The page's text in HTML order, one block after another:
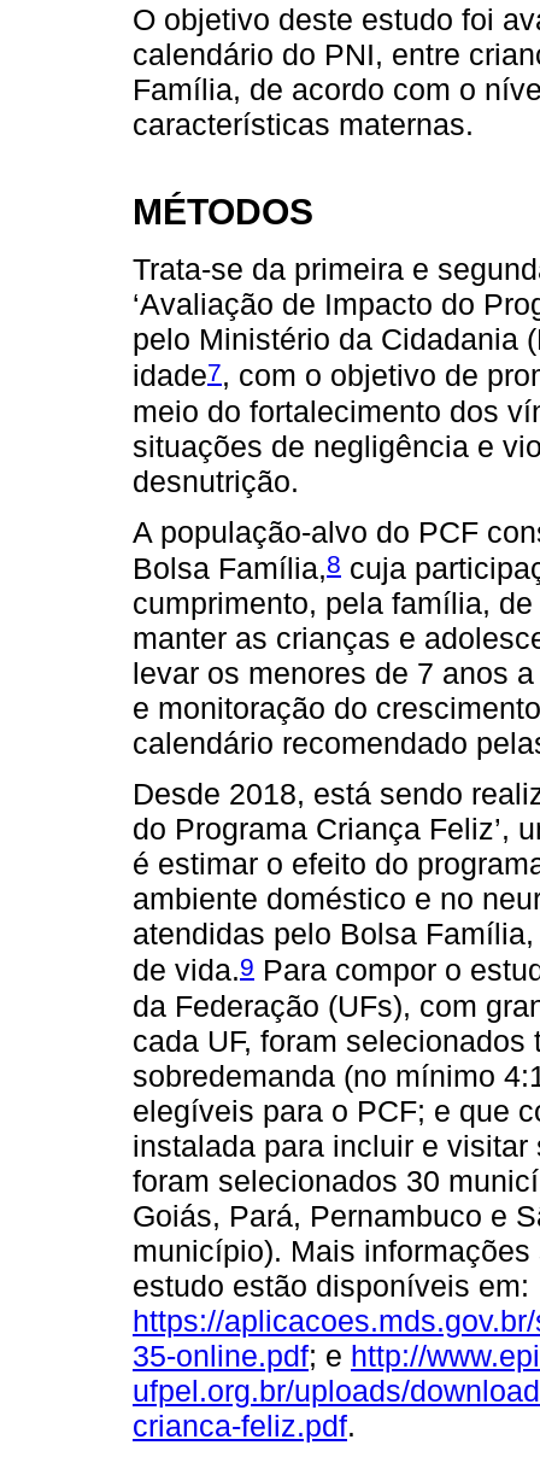
O objetivo deste estudo foi
calendário do PNI, entre
Família, de acordo com o
características maternas.
MÉTODOS
Trata-se da primeira e
‘Avaliação de Impacto do
pelo Ministério da Cidadania
idade7, com o objetivo de
meio do fortalecimento dos
situações de negligência e
desnutrição.
A população-alvo do PCF
Bolsa Família,8 cuja
cumprimento, pela família,
manter as crianças e
levar os menores de 7 anos
e monitoração do
calendário recomendado
Desde 2018, está sendo
do Programa Criança Feliz’,
é estimar o efeito do
ambiente doméstico e no
atendidas pelo Bolsa
de vida.9 Para compor o
da Federação (UFs), com
cada UF, foram
sobredemanda (no mínimo
elegíveis para o PCF; e que
instalada para incluir e
foram selecionados 30
Goiás, Pará, Pernambuco e
município). Mais
estudo estão disponíveis em:
https://
35-online.pdf; e http://
ufpel.org.br/uploads/
crianca-feliz.pdf.